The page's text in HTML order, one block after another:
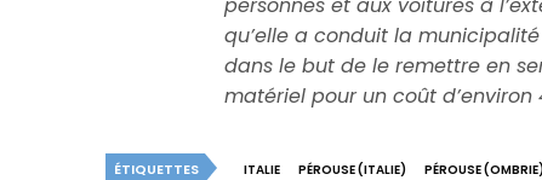
qu’elle a conduit la
dans le but de le remettre en
matériel pour un coût d’environ
ÉTIQUETTES ITALIE PÉROUSE (ITALIE) PÉROUSE (OMBRIE)